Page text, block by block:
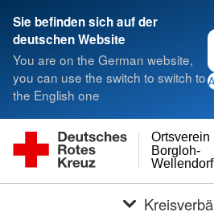
Sie befinden sich auf der
deutschen Website
You are on the German website,
you can use the switch to switch to
the English one
Wellendorf
Borgloh-
Ortsverein